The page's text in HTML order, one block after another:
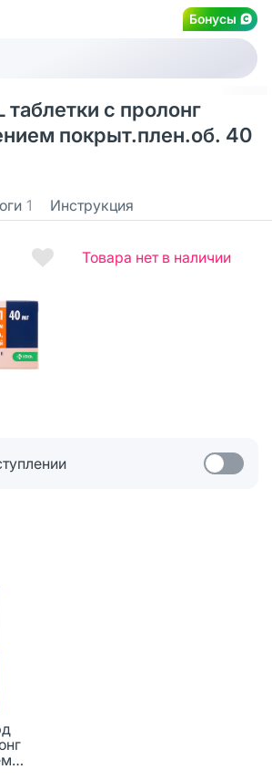
Бонусы
с пролонг
покрыт.плен.об. 40
1 Инструкция
Товара нет в наличии